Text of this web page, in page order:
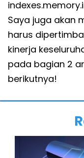
Saya juga akan
harus
kinerja
pada bagian 2
berikutnya!